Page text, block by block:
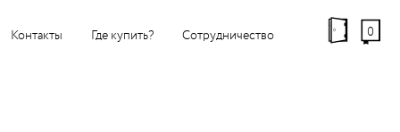
Контакты Где купить?
Сотрудничество
0